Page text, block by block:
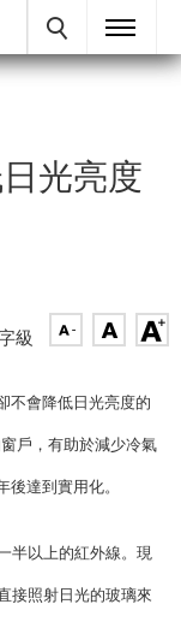
光亮度
級
不會降低日光亮度的
戶，有助於減少冷氣
達到實用化。
半以上的紅外線。現
接照射日光的玻璃來